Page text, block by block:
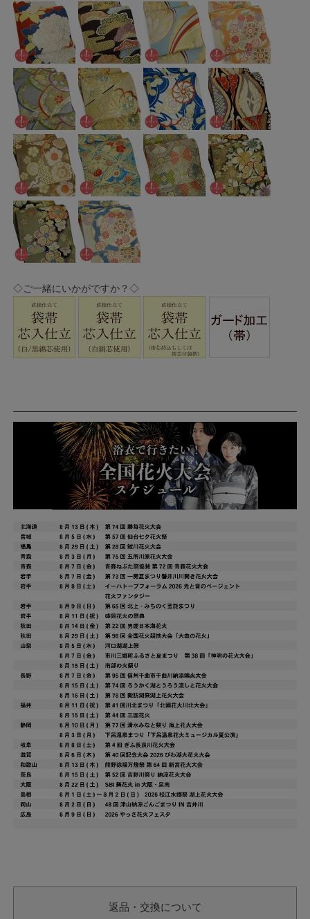
◇ご一緒にいかがですか？◇
返品・交換について